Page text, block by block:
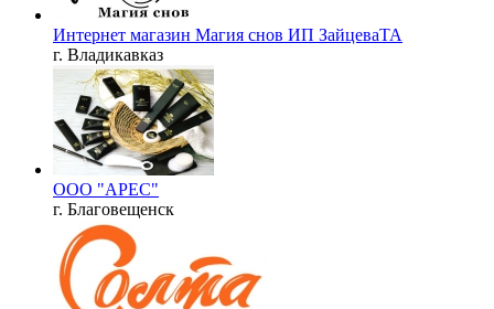
Интернет магазин Магия снов ИП ЗайцеваТА
г. Владикавказ
ООО "АРЕС"
г. Благовещенск